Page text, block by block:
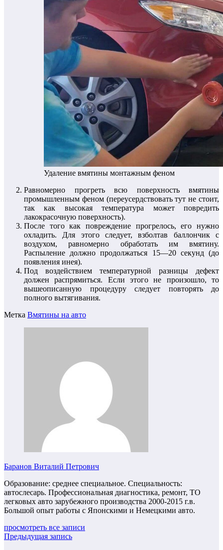
Удаление вмятины монтажным феном
Равномерно прогреть всю поверхность вмятины
промышленным феном (переусердствовать тут не стоит,
так как высокая температура может повредить
лакокрасочную поверхность).
После того как повреждение прогрелось, его нужно
охладить. Для этого следует, взболтав баллончик с
воздухом, равномерно обработать им вмятину.
Распыление должно продолжаться 15—20 секунд (до
появления инея).
Под воздействием температурной разницы дефект
должен распрямиться. Если этого не произошло, то
вышеописанную процедуру следует повторять до
полного вытягивания.
Метка Вмятины на авто
Баранов Виталий Петрович
Образование: среднее специальное. Специальность:
автослесарь. Профессиональная диагностика, ремонт, ТО
легковых авто зарубежного производства 2000-2015 г.в.
Большой опыт работы с Японскими и Немецкими авто.
просмотреть все записи
Предыдущая запись